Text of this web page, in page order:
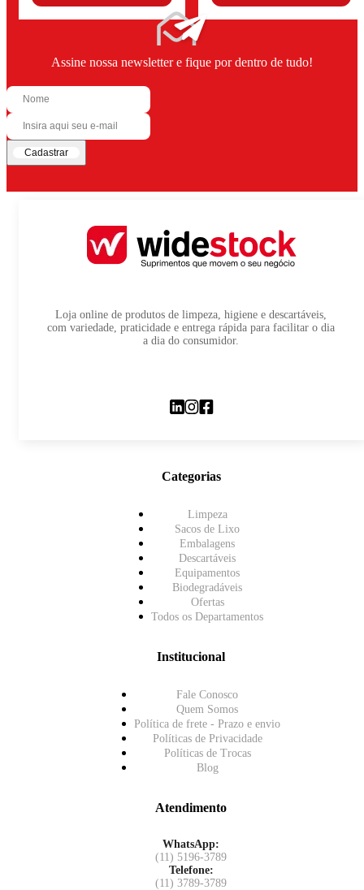
Assine nossa newsletter e fique por dentro de tudo!
Cadastrar
Loja online de produtos de limpeza, higiene e descartáveis,
com variedade, praticidade e entrega rápida para facilitar o dia
a dia do consumidor.
Categorias
Limpeza
Sacos de Lixo
Embalagens
Descartáveis
Equipamentos
Biodegradáveis
Ofertas
Todos os Departamentos
Institucional
Fale Conosco
Quem Somos
Política de frete - Prazo e envio
Políticas de Privacidade
Políticas de Trocas
Blog
Atendimento
WhatsApp:
(11) 5196-3789
Telefone:
(11) 3789-3789